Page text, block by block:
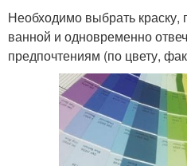
Необходимо выбрать
ванной и одновременно
предпочтениям (по цвету,